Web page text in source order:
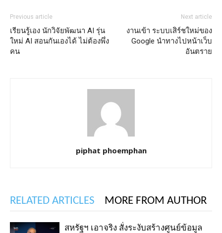
Previous article
เรียนรู้เอง นักวิจัยพัฒนา AI รุ่น
ใหม่ AI สอนกันเองได้ ไม่ต้องพึ่ง
คน
Next article
งานเข้า ระบบเสิร์ชใหม่ของ
Google นำทางไปหน้าเว็บ
อันตราย
piphat phoemphan
RELATED ARTICLES MORE FROM AUTHOR
สหรัฐฯ เอาจริง สั่งระงับสร้างศูนย์ข้อมูล